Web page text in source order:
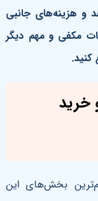
و هزینه‌های جانبی
مکفی و مهم دیگر
کنید.
خرید
بخش‌های این